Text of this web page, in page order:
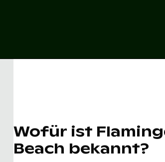
Wofür ist
Beach bekannt?